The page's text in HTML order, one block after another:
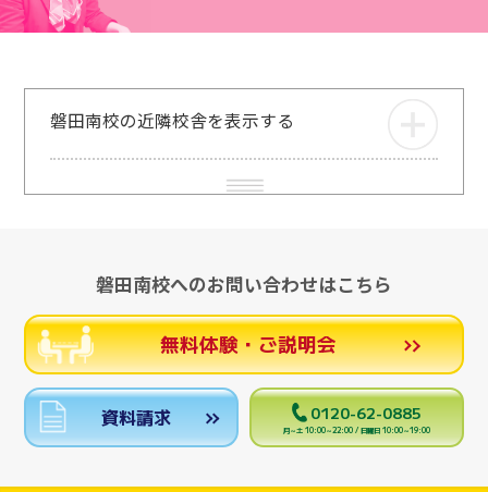
磐田南校の近隣校舎を表示する
磐田南校へのお問い合わせはこちら
無料体験・ご説明会
資料請求 0120-62-0885
月～土 10:00～22:00 / 日曜日 10:00～19:00